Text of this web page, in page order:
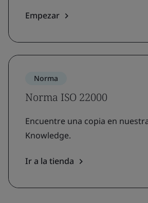
Empezar
Norma
Norma ISO 22000
Encuentre una copia en
Knowledge.
Ir a la tienda